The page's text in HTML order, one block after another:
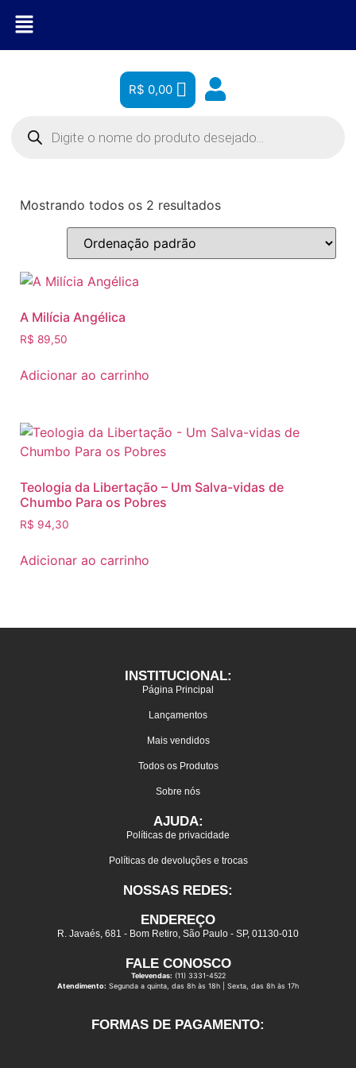
R$ 0,00
Mostrando todos os 2 resultados
A Milícia Angélica
R$ 89,50
Adicionar ao carrinho
Teologia da Libertação – Um Salva-vidas de
Chumbo Para os Pobres
R$ 94,30
Adicionar ao carrinho
INSTITUCIONAL:
Página Principal
Lançamentos
Mais vendidos
Todos os Produtos
Sobre nós
AJUDA:
Políticas de privacidade
Políticas de devoluções e trocas
NOSSAS REDES:
ENDEREÇO
R. Javaés, 681 - Bom Retiro, São Paulo - SP, 01130-010
FALE CONOSCO
Televendas: (11) 3331-4522
Atendimento: Segunda a quinta, das 8h às 18h | Sexta, das 8h às 17h
FORMAS DE PAGAMENTO: